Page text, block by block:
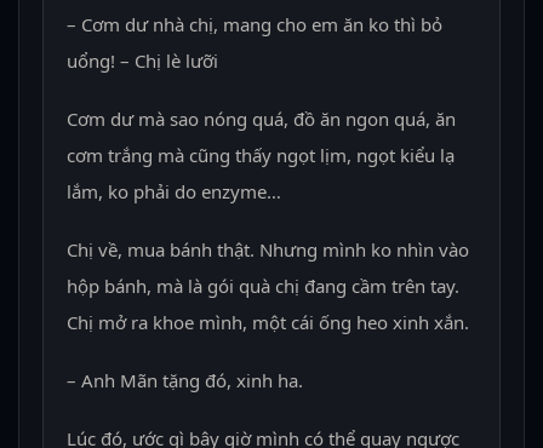
– Cơm dư nhà chị, mang cho em ăn ko thì bỏ
uổng! – Chị lè lưỡi
Cơm dư mà sao nóng quá, đồ ăn ngon quá, ăn
cơm trắng mà cũng thấy ngọt lịm, ngọt kiểu lạ
lắm, ko phải do enzyme…
Chị về, mua bánh thật. Nhưng mình ko nhìn vào
hộp bánh, mà là gói quà chị đang cầm trên tay.
Chị mở ra khoe mình, một cái ống heo xinh xắn.
– Anh Mãn tặng đó, xinh ha.
Lúc đó, ước gì bây giờ mình có thể quay ngược